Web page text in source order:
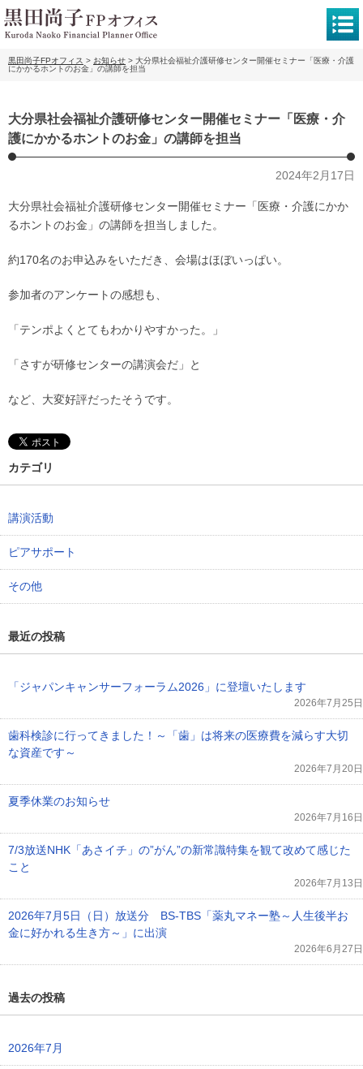
黒田尚子FPオフィス > お知らせ > 大分県社会福祉介護研修センター開催セミナー「医療・介護
にかかるホントのお金」の講師を担当
大分県社会福祉介護研修センター開催セミナー「医療・介
護にかかるホントのお金」の講師を担当
2024年2月17日
大分県社会福祉介護研修センター開催セミナー「医療・介護にかか
るホントのお金」の講師を担当しました。
約170名のお申込みをいただき、会場はほぼいっぱい。
参加者のアンケートの感想も、
「テンポよくとてもわかりやすかった。」
「さすが研修センターの講演会だ」と
など、大変好評だったそうです。
カテゴリ
講演活動
ピアサポート
その他
最近の投稿
「ジャパンキャンサーフォーラム2026」に登壇いたします
2026年7月25日
歯科検診に行ってきました！～「歯」は将来の医療費を減らす大切
な資産です～
2026年7月20日
夏季休業のお知らせ
2026年7月16日
7/3放送NHK「あさイチ」の”がん”の新常識特集を観て改めて感じた
こと
2026年7月13日
2026年7月5日（日）放送分 BS-TBS「薬丸マネー塾～人生後半お
金に好かれる生き方～」に出演
2026年6月27日
過去の投稿
2026年7月